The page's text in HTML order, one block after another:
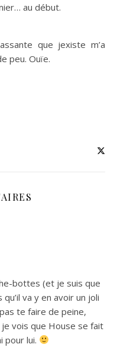
au début.
que jexiste m’a
peu. Ouïe.
bottes (et je suis que
va y en avoir un joli
te faire de peine,
vois que House se fait
pour lui.